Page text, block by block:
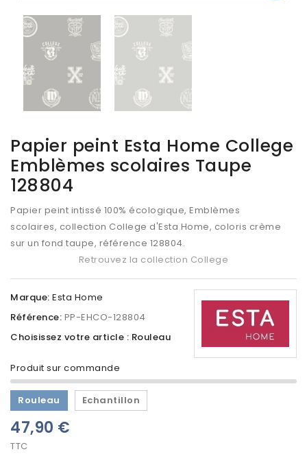
Papier peint Esta Home College
Emblèmes scolaires Taupe
128804
Papier peint intissé 100% écologique, Emblèmes
scolaires, collection College d'Esta Home, coloris crème
sur un fond taupe, référence 128804.
Retrouvez la collection College
Marque: Esta Home
Référence: PP-EHCO-128804
Produit sur commande
Choisissez votre article : Rouleau
Rouleau Echantillon
47,90 €
TTC